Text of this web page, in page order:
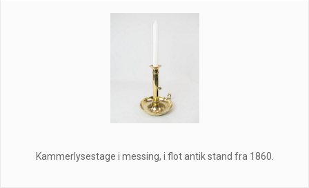
Kammerlysestage i messing, i flot antik stand fra 1860.